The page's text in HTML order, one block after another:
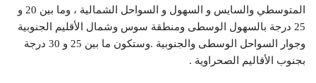
المتوسطي والسايس و السهول و السواحل الشمالية ، وما بين 20 و
25 درجة بالسهول الوسطى ومنطقة سوس وشمال الأقليم الجنوبية
وجوار السواحل الوسطى والجنوبية .وستكون ما بين 25 و 30 درجة
بجنوب الأقاليم الصحراوية .